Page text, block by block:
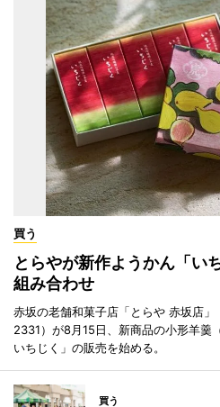
買う
とらやが新作ようかん「
組み合わせ
赤坂の老舗和菓子店「とらや 赤坂店
2331）が8月15日、新商品の小形羊羹
いちじく」の販売を始める。
買う